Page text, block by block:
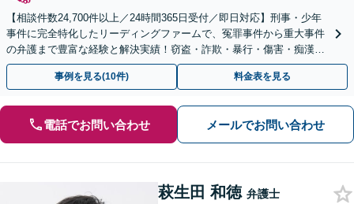
【相談件数24,700件以上／24時間365日受付／即日対応】刑事・少年
事件に完全特化したリーディングファームで、冤罪事件から重大事件
の弁護まで豊富な経験と解決実績！窃盗・詐欺・暴行・傷害・痴漢・
盗撮・薬物犯罪など幅広い分野に対応可能です！
事例を見る(10件) 料金表を見る
電話でお問い合わせ メールでお問い合わせ
萩生田 和徳 弁護士